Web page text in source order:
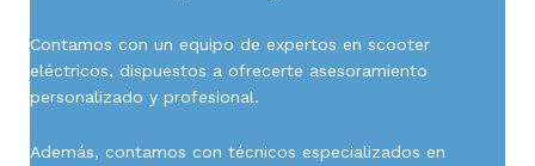
Contamos con un equipo de expertos en scooter
eléctricos, dispuestos a ofrecerte asesoramiento
personalizado y profesional.
Además, contamos con técnicos especializados en